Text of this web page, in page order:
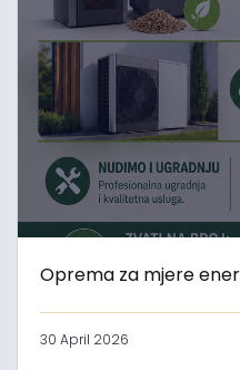
Oprema za mjere
30 April 2026